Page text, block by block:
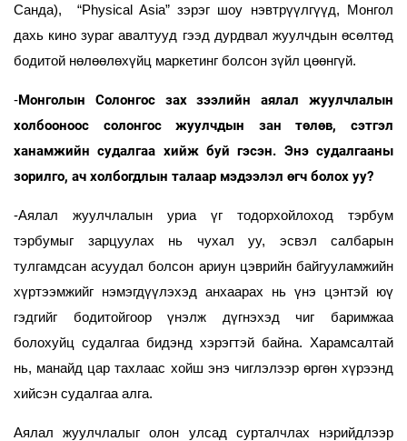
Санда), “Physical Asia” зэрэг шоу нэвтрүүлгүүд, Монгол
дахь кино зураг авалтууд гээд дурдвал жуулчдын өсөлтөд
бодитой нөлөөлөхүйц маркетинг болсон зүйл цөөнгүй.
-Монголын Солонгос зах зээлийн аялал жуулчлалын
холбооноос солонгос жуулчдын зан төлөв, сэтгэл
ханамжийн судалгаа хийж буй гэсэн. Энэ судалгааны
зорилго, ач холбогдлын талаар мэдээлэл өгч болох уу?
-Аялал жуулчлалын уриа үг тодорхойлоход тэрбум
тэрбумыг зарцуулах нь чухал уу, эсвэл салбарын
тулгамдсан асуудал болсон ариун цэврийн байгууламжийн
хүртээмжийг нэмэгдүүлэхэд анхаарах нь үнэ цэнтэй юү
гэдгийг бодитойгоор үнэлж дүгнэхэд чиг баримжаа
болохуйц судалгаа бидэнд хэрэгтэй байна. Харамсалтай
нь, манайд цар тахлаас хойш энэ чиглэлээр өргөн хүрээнд
хийсэн судалгаа алга.
Аялал жуулчлалыг олон улсад сурталчлах нэрийдлээр